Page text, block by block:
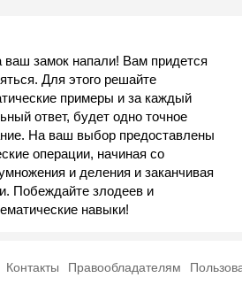
ваш замок напали! Вам придется
Для этого решайте
примеры и за каждый
ответ, будет одно точное
На ваш выбор предоставлены
операции, начиная со
и деления и заканчивая
Побеждайте злодеев и
навыки!
Контакты Правообладателям